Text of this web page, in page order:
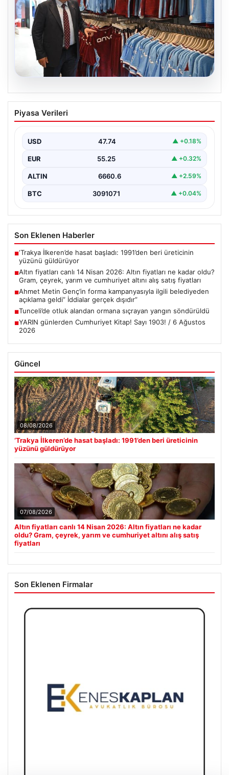
Ahmet Metin Genç’in forma
kampanyasıyla ilgili belediyeden
Piyasa Verileri
USD 47.74 ▲ +0.18%
EUR 55.25 ▲ +0.32%
ALTIN 6660.6 ▲ +2.59%
BTC 3091071 ▲ +0.04%
Son Eklenen Haberler
■‘Trakya İlkeren’de hasat başladı: 1991’den beri üreticinin
yüzünü güldürüyor
■Altın fiyatları canlı 14 Nisan 2026: Altın fiyatları ne kadar oldu?
Gram, çeyrek, yarım ve cumhuriyet altını alış satış fiyatları
■Ahmet Metin Genç’in forma kampanyasıyla ilgili belediyeden
açıklama geldi” İddialar gerçek dışıdır”
■Tunceli’de otluk alandan ormana sıçrayan yangın söndürüldü
■YARIN günlerden Cumhuriyet Kitap! Sayı 1903! / 6 Ağustos
2026
Güncel
08/08/2026
‘Trakya İlkeren’de hasat başladı: 1991’den beri üreticinin
yüzünü güldürüyor
07/08/2026
Altın fiyatları canlı 14 Nisan 2026: Altın fiyatları ne kadar
oldu? Gram, çeyrek, yarım ve cumhuriyet altını alış satış
fiyatları
Son Eklenen Firmalar